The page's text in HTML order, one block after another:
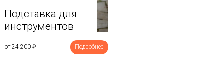
Подставка для
инструментов
от 24 200 ₽ Подробнее